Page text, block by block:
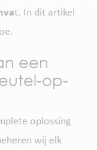
t. In dit artikel
een
op-
oplossing
wij elk